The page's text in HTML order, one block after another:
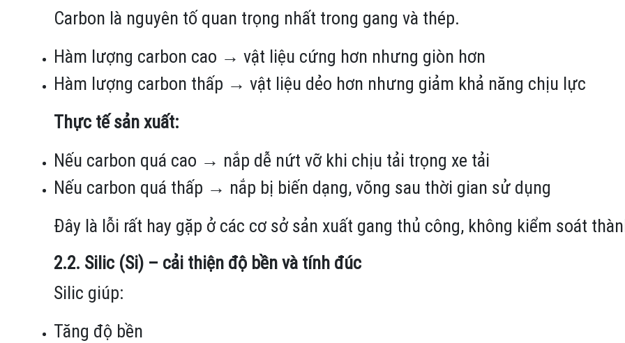
Carbon là nguyên tố quan trọng nhất trong gang và thép.
Hàm lượng carbon cao → vật liệu cứng hơn nhưng giòn hơn
Hàm lượng carbon thấp → vật liệu dẻo hơn nhưng giảm khả năng chịu lực
Thực tế sản xuất:
Nếu carbon quá cao → nắp dễ nứt vỡ khi chịu tải trọng xe tải
Nếu carbon quá thấp → nắp bị biến dạng, võng sau thời gian sử dụng
Đây là lỗi rất hay gặp ở các cơ sở sản xuất gang thủ công, không kiểm soát
2.2. Silic (Si) – cải thiện độ bền và tính đúc
Silic giúp:
Tăng độ bền